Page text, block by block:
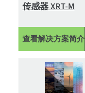
传感器 XRT-M
查看解决方案简介